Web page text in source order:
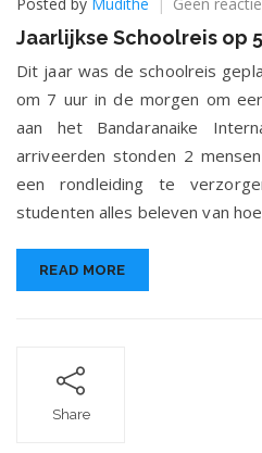
Jaarlijkse Schoolreis op
Dit jaar was de schoolreis
om 7 uur in de morgen om
aan het Bandaranaike
arriveerden stonden 2
een rondleiding te
studenten alles beleven van
READ MORE
Share